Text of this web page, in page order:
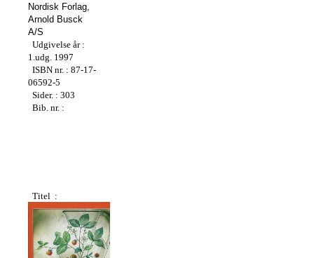
Nordisk Forlag,
Arnold Busck
A/S
Udgivelse år :
1.udg. 1997
ISBN nr. : 87-17-
06592-5
Sider. : 303
Bib. nr. :
Titel :